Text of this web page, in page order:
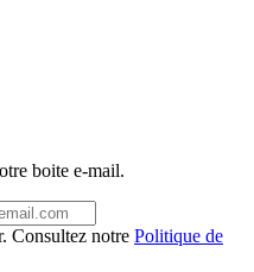
boite e-mail.
Consultez notre Politique de